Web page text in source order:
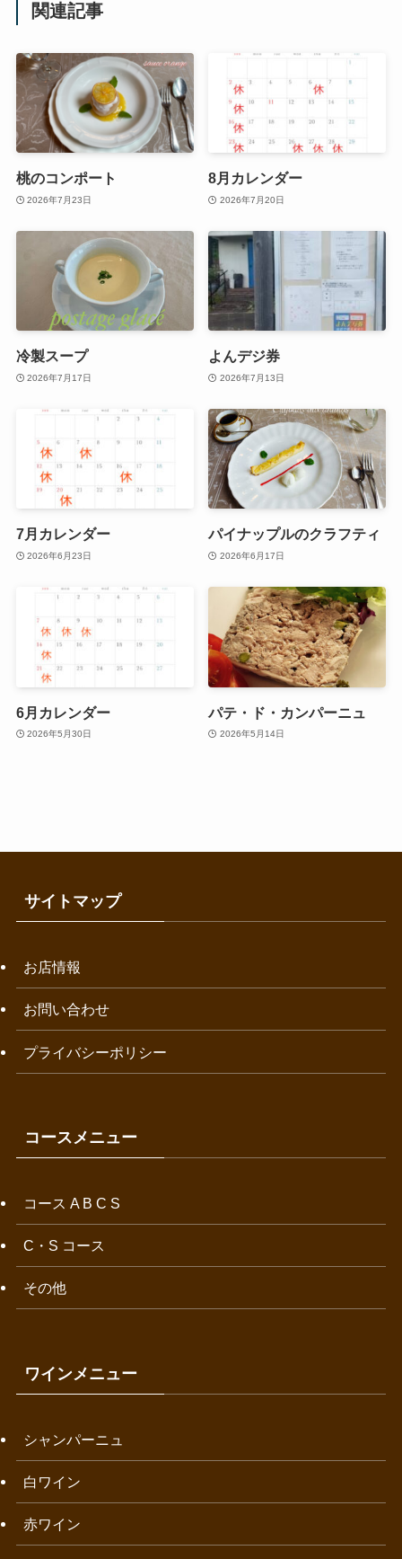
関連記事
桃のコンポート
2026年7月23日
8月カレンダー
2026年7月20日
冷製スープ
2026年7月17日
よんデジ券
2026年7月13日
7月カレンダー
2026年6月23日
パイナップルのクラフティ
2026年6月17日
6月カレンダー
2026年5月30日
パテ・ド・カンパーニュ
2026年5月14日
サイトマップ
お店情報
お問い合わせ
プライバシーポリシー
コースメニュー
コース A B C S
C・S コース
その他
ワインメニュー
シャンパーニュ
白ワイン
赤ワイン